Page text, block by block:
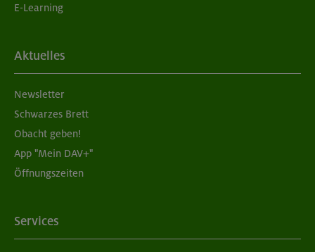
E-Learning
Aktuelles
Newsletter
Schwarzes Brett
Obacht geben!
App "Mein DAV+"
Öffnungszeiten
Services